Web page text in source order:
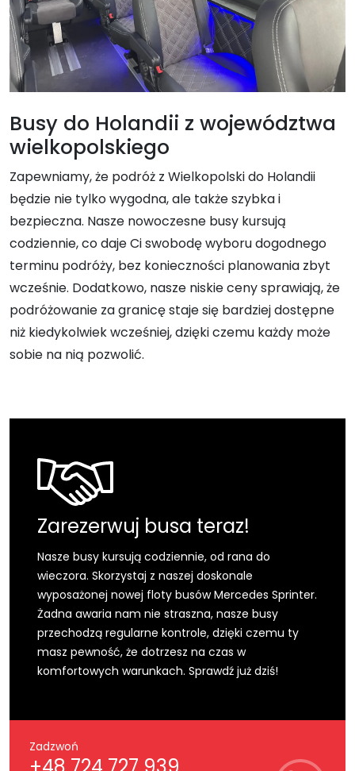
Busy do Holandii z województwa
wielkopolskiego
Zapewniamy, że podróż z Wielkopolski do Holandii
będzie nie tylko wygodna, ale także szybka i
bezpieczna. Nasze nowoczesne busy kursują
codziennie, co daje Ci swobodę wyboru dogodnego
terminu podróży, bez konieczności planowania zbyt
wcześnie. Dodatkowo, nasze niskie ceny sprawiają, że
podróżowanie za granicę staje się bardziej dostępne
niż kiedykolwiek wcześniej, dzięki czemu każdy może
sobie na nią pozwolić.
Zarezerwuj busa teraz!
Nasze busy kursują codziennie, od rana do
wieczora. Skorzystaj z naszej doskonale
wyposażonej nowej floty busów Mercedes Sprinter.
Żadna awaria nam nie straszna, nasze busy
przechodzą regularne kontrole, dzięki czemu ty
masz pewność, że dotrzesz na czas w
komfortowych warunkach. Sprawdź już dziś!
Zadzwoń